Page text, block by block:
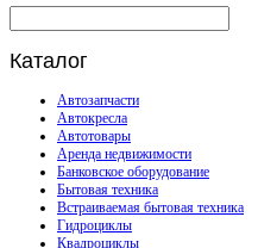
Каталог
Автозапчасти
Автокресла
Автотовары
Аренда недвижимости
Банковское оборудование
Бытовая техника
Встраиваемая бытовая техника
Гидроциклы
Квадроциклы